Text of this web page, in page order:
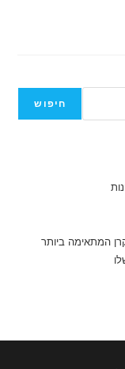
חיפוש
המתאימה ביותר